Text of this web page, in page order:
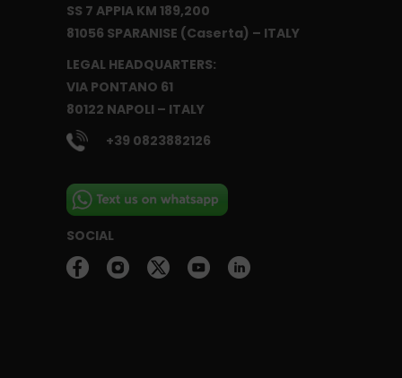
SS 7 APPIA KM 189,200
81056 SPARANISE (Caserta) – ITALY
LEGAL HEADQUARTERS:
VIA PONTANO 61
80122 NAPOLI – ITALY
+39 0823882126
SOCIAL